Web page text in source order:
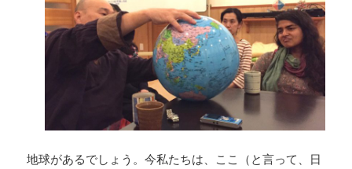
地球があるでしょう。今私たちは、ここ（と言って、日